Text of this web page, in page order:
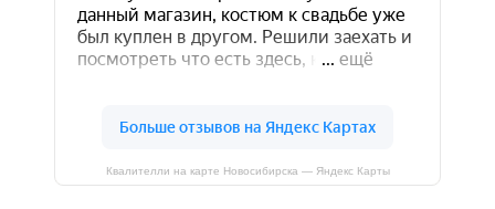
Квалителли на карте Новосибирска — Яндекс Карты